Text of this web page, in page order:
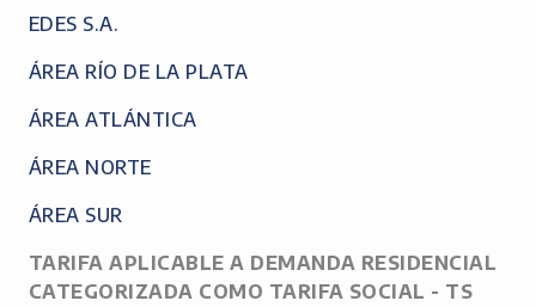
EDES S.A.
ÁREA RÍO DE LA PLATA
ÁREA ATLÁNTICA
ÁREA NORTE
ÁREA SUR
TARIFA APLICABLE A DEMANDA RESIDENCIAL
CATEGORIZADA COMO TARIFA SOCIAL - TS